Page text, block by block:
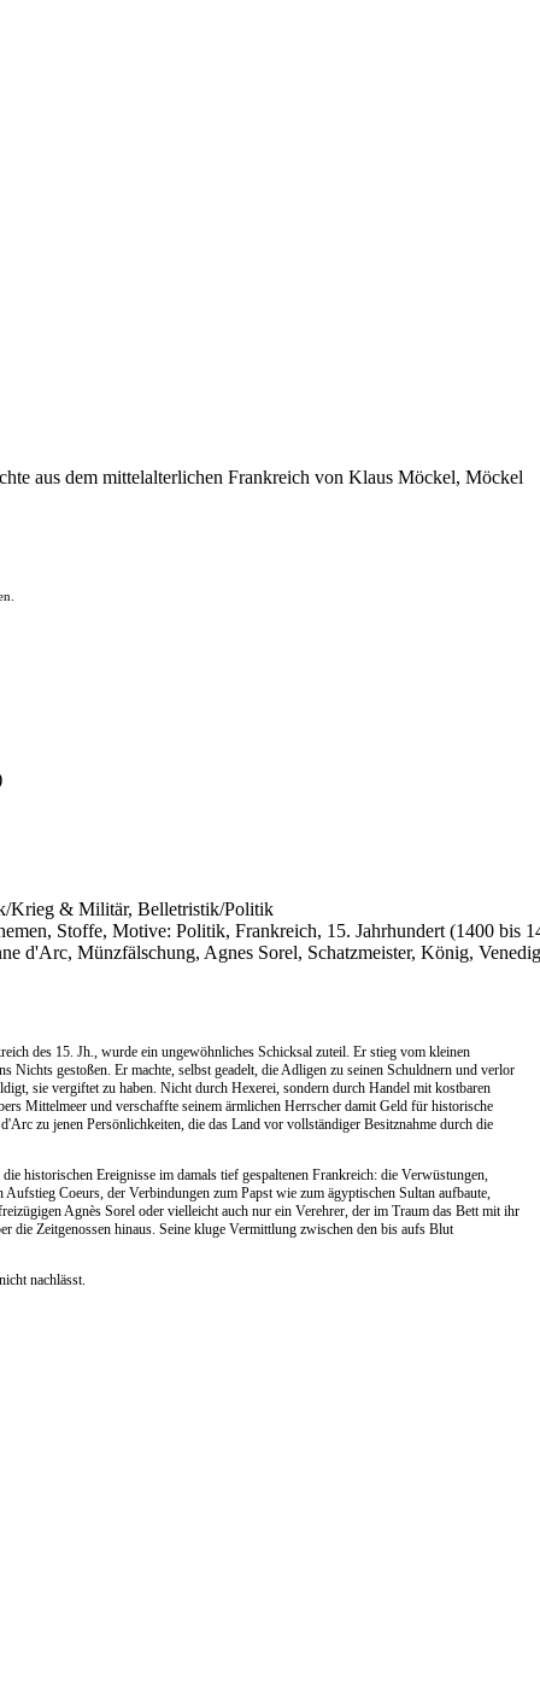
Krieg & Militär, Belletristik/Politik
Stoffe, Motive: Politik, Frankreich, 15. Jahrhundert (1400 bis
d'Arc, Münzfälschung, Agnes Sorel, Schatzmeister, König,
des 15. Jh., wurde ein ungewöhnliches Schicksal zuteil. Er stieg vom kleinen
gestoßen. Er machte, selbst geadelt, die Adligen zu seinen Schuldnern und verlor
sie vergiftet zu haben. Nicht durch Hexerei, sondern durch Handel mit kostbaren
Mittelmeer und verschaffte seinem ärmlichen Herrscher damit Geld für historische
zu jenen Persönlichkeiten, die das Land vor vollständiger Besitznahme durch die
historischen Ereignisse im damals tief gespaltenen Frankreich: die Verwüstungen,
Coeurs, der Verbindungen zum Papst wie zum ägyptischen Sultan aufbaute,
Agnès Sorel oder vielleicht auch nur ein Verehrer, der im Traum das Bett mit ihr
die Zeitgenossen hinaus. Seine kluge Vermittlung zwischen den bis aufs Blut
nachlässt.